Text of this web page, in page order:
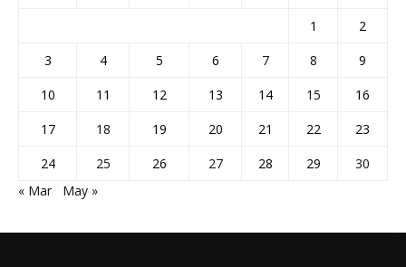
1
2
3
4 5 6 7 8
9
10
11 12 13 14 15
16
17
18 19 20 21 22
23
24
25 26 27 28 29
30
« Mar
May »